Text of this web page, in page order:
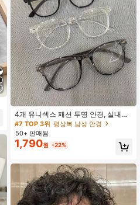
4개 유니섹스 패션 투명 안경, 실내외
사용에 적합, 야외 여행, 여가, 해변 스
타일링, 스트리트 패션 룩 연출에 이상
적, 스웨터, 재킷, 후드, 점프수트, 오버
올과 매치 가능, 여름, 해변 휴가, 야외
스포츠, 파티, 운전, 낚시, 사이클링, 쇼
핑, 사진 촬영에 완벽
#7 TOP 3위 평상복 남성 안경
50+ 판매됨
1,790원 -22%